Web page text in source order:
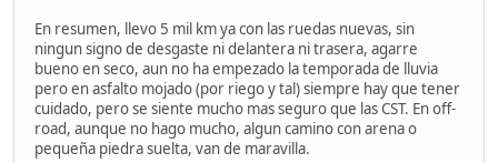
En resumen, llevo 5 mil km ya con las ruedas nuevas, sin
ningun signo de desgaste ni delantera ni trasera, agarre
bueno en seco, aun no ha empezado la temporada de lluvia
pero en asfalto mojado (por riego y tal) siempre hay que tener
cuidado, pero se siente mucho mas seguro que las CST. En off-
road, aunque no hago mucho, algun camino con arena o
pequeña piedra suelta, van de maravilla.